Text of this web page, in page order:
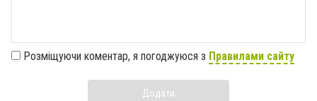
Розміщуючи коментар, я погоджуюся з Правилами сайту
Додати